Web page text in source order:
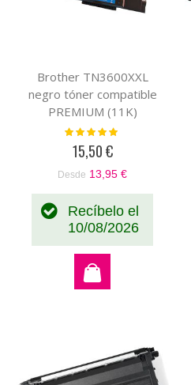
Brother TN3600XXL
negro tóner compatible
PREMIUM (11K)
Valoración:
15,50 €
Desde 13,95 €
Recíbelo el
10/08/2026